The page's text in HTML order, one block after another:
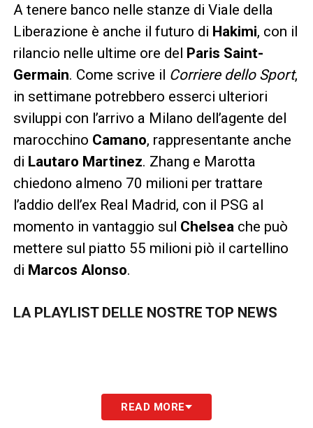
A tenere banco nelle stanze di Viale della
Liberazione è anche il futuro di Hakimi, con il
rilancio nelle ultime ore del Paris Saint-
Germain. Come scrive il Corriere dello Sport,
in settimane potrebbero esserci ulteriori
sviluppi con l’arrivo a Milano dell’agente del
marocchino Camano, rappresentante anche
di Lautaro Martinez. Zhang e Marotta
chiedono almeno 70 milioni per trattare
l’addio dell’ex Real Madrid, con il PSG al
momento in vantaggio sul Chelsea che può
mettere sul piatto 55 milioni piò il cartellino
di Marcos Alonso.
LA PLAYLIST DELLE NOSTRE TOP NEWS
READ MORE